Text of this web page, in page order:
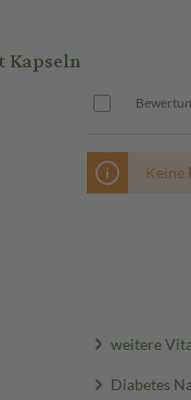
Kapseln
Keine
weitere
Diabetes